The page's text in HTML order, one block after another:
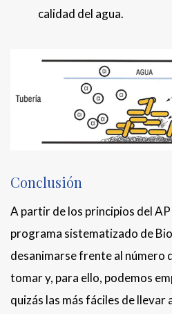
calidad del agua.
Conclusión
A partir de los principios del
programa sistematizado de
desanimarse frente al número
tomar y, para ello, podemos
quizás las más fáciles de llevar